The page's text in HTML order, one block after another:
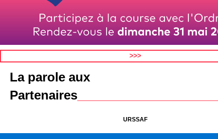
>>>
La parole aux
Partenaires
URSSAF